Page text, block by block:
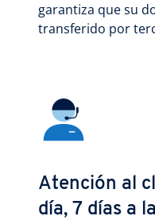
garantiza que su
transferido por
Atención al
día, 7 días a